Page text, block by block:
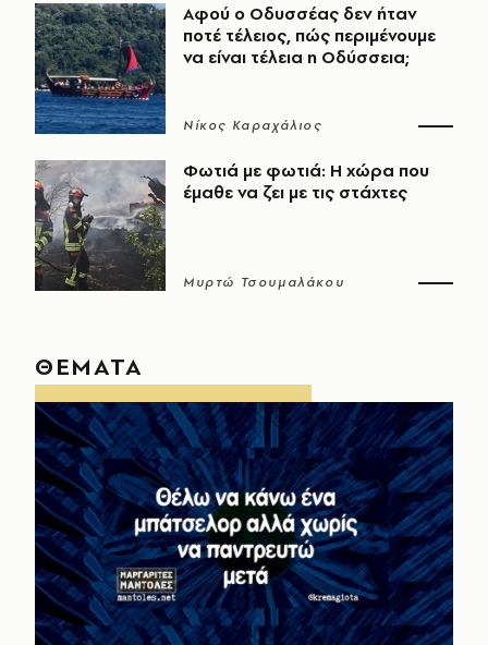
Αφού ο Οδυσσέας δεν ήταν
ποτέ τέλειος, πώς περιμένουμε
να είναι τέλεια η Οδύσσεια;
Νίκος Καραχάλιος
Φωτιά με φωτιά: Η χώρα που
έμαθε να ζει με τις στάχτες
Μυρτώ Τσουμαλάκου
ΘΕΜΑΤΑ